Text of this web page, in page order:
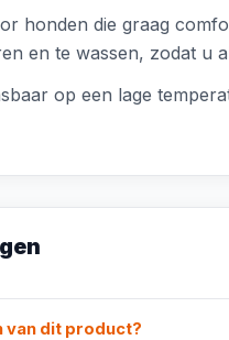
honden die graag
en te wassen, zodat u
op een lage
van dit product?